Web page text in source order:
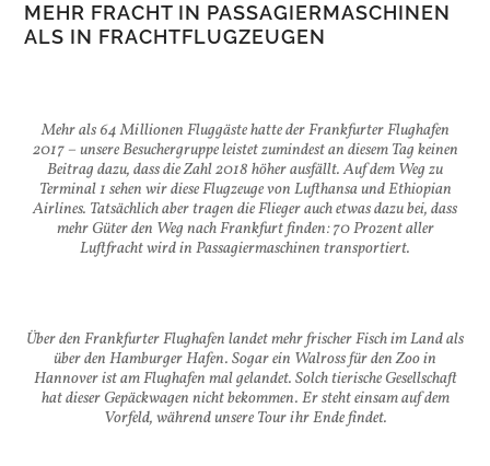
MEHR FRACHT IN PASSAGIERMASCHINEN
ALS IN FRACHTFLUGZEUGEN
Mehr als 64 Millionen Fluggäste hatte der Frankfurter Flughafen
2017 – unsere Besuchergruppe leistet zumindest an diesem Tag keinen
Beitrag dazu, dass die Zahl 2018 höher ausfällt. Auf dem Weg zu
Terminal 1 sehen wir diese Flugzeuge von Lufthansa und Ethiopian
Airlines. Tatsächlich aber tragen die Flieger auch etwas dazu bei, dass
mehr Güter den Weg nach Frankfurt finden: 70 Prozent aller
Luftfracht wird in Passagiermaschinen transportiert.
Über den Frankfurter Flughafen landet mehr frischer Fisch im Land als
über den Hamburger Hafen. Sogar ein Walross für den Zoo in
Hannover ist am Flughafen mal gelandet. Solch tierische Gesellschaft
hat dieser Gepäckwagen nicht bekommen. Er steht einsam auf dem
Vorfeld, während unsere Tour ihr Ende findet.